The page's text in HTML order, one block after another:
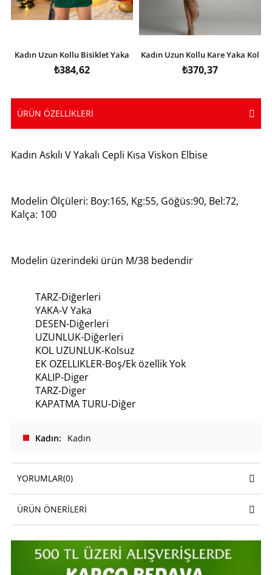
Kadın Uzun Kollu Bisiklet Yaka
Desenli Viskon Iki Iplik Elbise
₺384,62
Kadın Uzun Kollu Kare Yaka Kol
Ucu Ispanyol Triko Elbise
₺370,37
ÜRÜN ÖZELLIKLERI
Kadın Askılı V Yakalı Cepli Kısa Viskon Elbise
Modelin Ölçüleri: Boy:165, Kg:55, Göğüs:90, Bel:72,
Kalça: 100
Modelin üzerindeki ürün M/38 bedendir
TARZ-Diğerleri
YAKA-V Yaka
DESEN-Diğerleri
UZUNLUK-Diğerleri
KOL UZUNLUK-Kolsuz
EK OZELLIKLER-Boş/Ek özellik Yok
KALIP-Diger
TARZ-Diger
KAPATMA TURU-Diğer
Kadın Kadın
YORUMLAR(0)
ÜRÜN ÖNERILERI